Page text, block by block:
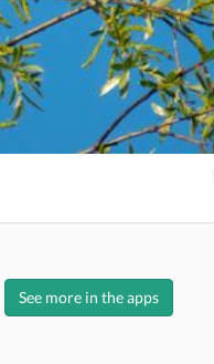
See more in the apps